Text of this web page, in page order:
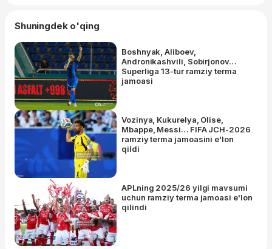
Shuningdek o'qing
Boshnyak, Aliboev,
Andronikashvili, Sobirjonov…
Superliga 13-tur ramziy terma
jamoasi
Vozinya, Kukurelya, Olise,
Mbappe, Messi… FIFA JCH-2026
ramziy terma jamoasini e'lon
qildi
APLning 2025/26 yilgi mavsumi
uchun ramziy terma jamoasi e'lon
qilindi